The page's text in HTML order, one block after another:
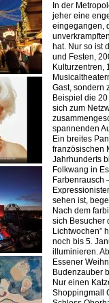
In der
jeher eine
eingegangen,
hat. Nur so ist
und Festen,
Kulturzentren,
Gast, sondern
Beispiel die
sich zum
spannenden
Ein breites
französischen
Jahrhunderts
Folkwang in
Farbenrausch
sehen ist,
Nach dem
sich Besucher
Lichtwochen”
noch bis 5.
illuminieren.
Essener
Budenzauber
Nur einen
Shoppingmall